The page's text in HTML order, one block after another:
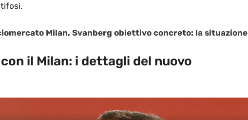
tifosi.
Milan, Svanberg obiettivo concreto: la situazione
il Milan: i dettagli del nuovo